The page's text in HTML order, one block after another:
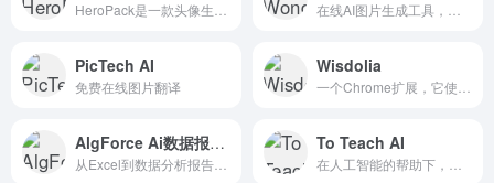
PicTech AI
免费在线图片翻译
Wisdolia
AlgForce Ai数据报告生成助手 To Teach AI